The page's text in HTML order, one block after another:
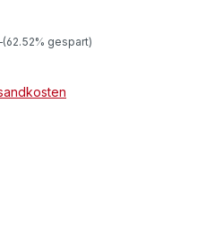
(62.52% gespart)